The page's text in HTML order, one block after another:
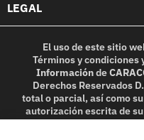
LEGAL
El uso de este sitio
Términos y condiciones
Informaciónde
Derechos Reservados
total o parcial, así como
autorización escrita de
in part, or translation